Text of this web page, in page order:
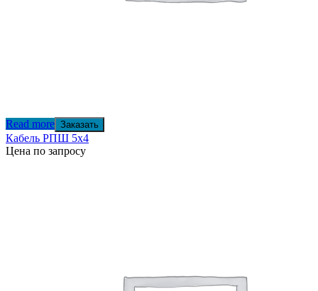
Read more Заказать
Кабель РПШ 5х4
Цена по запросу